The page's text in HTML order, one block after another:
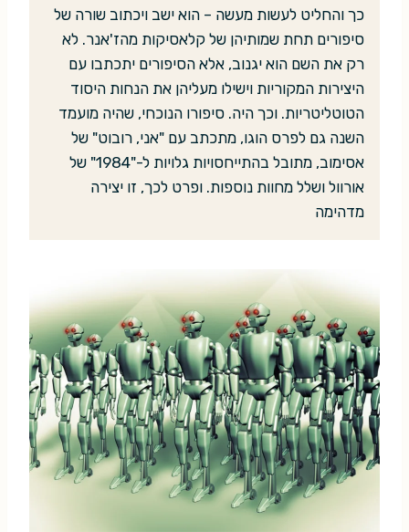
כך והחליט לעשות מעשה – הוא ישב ויכתוב שורה של
סיפורים תחת שמותיהן של קלאסיקות מהז'אנר. לא
רק את השם הוא יגנוב, אלא הסיפורים יתכתבו עם
היצירות המקוריות וישילו מעליהן את הנחות היסוד
הטוטליטריות. וכך היה. סיפורו הנוכחי, שהיה מועמד
השנה גם לפרס הוגו, מתכתב עם "אני, רובוט" של
אסימוב, מתובל בהתייחסויות גלויות ל-"1984" של
אורוול ושלל מחוות נוספות. ופרט לכך, זו יצירה
מדהימה